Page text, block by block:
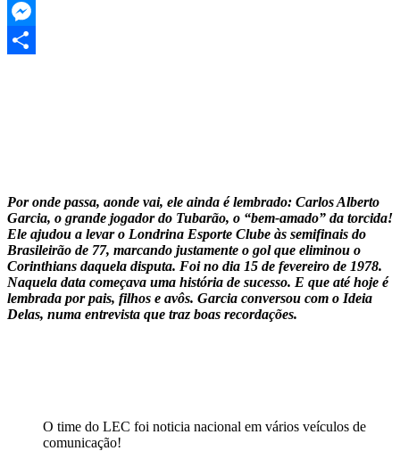
WhatsApp
Messenger
Por onde passa, aonde vai, ele ainda é lembrado: Carlos Alberto
Garcia, o grande jogador do Tubarão, o “bem-amado” da torcida!
Ele ajudou a levar o Londrina Esporte Clube às semifinais do
Brasileirão de 77, marcando justamente o gol que eliminou o
Corinthians daquela disputa. Foi no dia 15 de fevereiro de 1978.
Naquela data começava uma história de sucesso. E que até hoje é
lembrada por pais, filhos e avôs. Garcia conversou com o Ideia
Delas, numa entrevista que traz boas recordações.
O time do LEC foi noticia nacional em vários veículos de
comunicação!